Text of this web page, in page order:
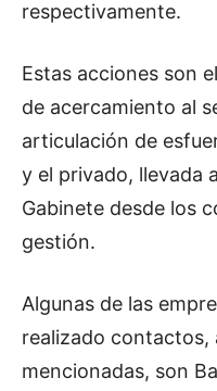
respectivamente.
Estas acciones son
de acercamiento al
articulación de
y el privado, llevada
Gabinete desde los
gestión.
Algunas de las
realizado contactos,
mencionadas, son